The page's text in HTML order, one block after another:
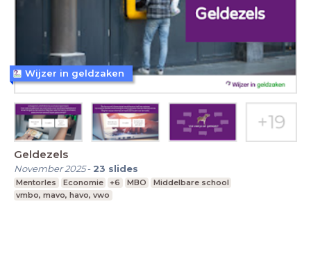
Geldezels
November 2025- 23 slides
Mentorles Economie +6 MBO
Middelbare school
vmbo, mavo, havo, vwo
Wijzer in geldzaken